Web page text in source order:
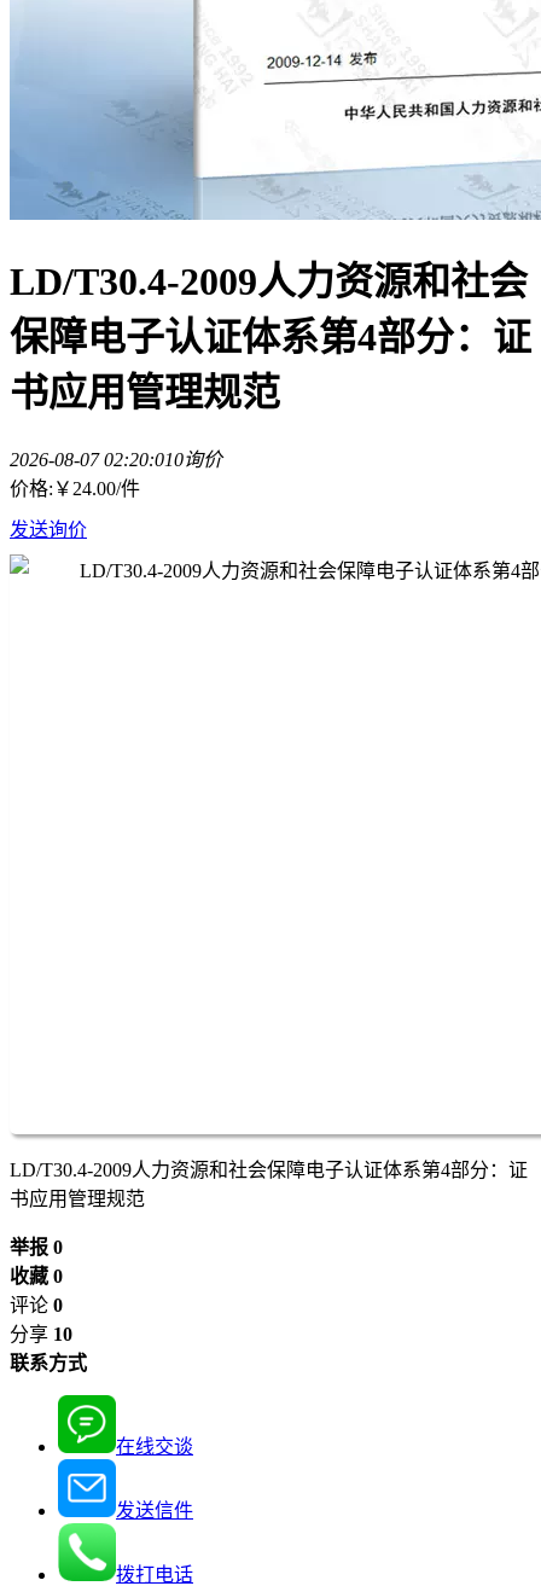
LD/T30.4-2009人力资源和社会
保障电子认证体系第4部分：证
书应用管理规范
2026-08-07 02:20:010询价
价格: ￥24.00/件
发送询价
LD/T30.4-2009人力资源和社会保障电子认证体系第4部分：证
书应用管理规范
举报 0
收藏 0
评论 0
分享 10
联系方式
在线交谈
发送信件
拨打电话